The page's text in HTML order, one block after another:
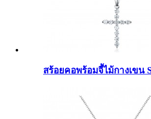
สร้อยคอพร้อมจี้ไม้กางเขน